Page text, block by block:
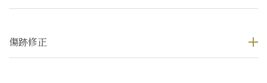
傷跡修正